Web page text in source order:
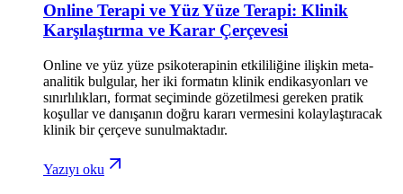
Online Terapi ve Yüz Yüze Terapi: Klinik
Karşılaştırma ve Karar Çerçevesi
Online ve yüz yüze psikoterapinin etkililiğine ilişkin meta-
analitik bulgular, her iki formatın klinik endikasyonları ve
sınırlılıkları, format seçiminde gözetilmesi gereken pratik
koşullar ve danışanın doğru kararı vermesini kolaylaştıracak
klinik bir çerçeve sunulmaktadır.
Yazıyı oku